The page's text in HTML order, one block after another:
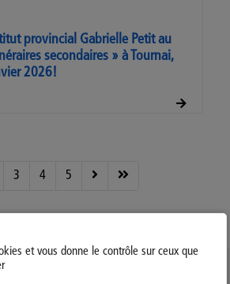
et vous donne le contrôle sur ceux que
provincial Gabrielle Petit au
secondaires » à Tournai,
2026!
3 4 5